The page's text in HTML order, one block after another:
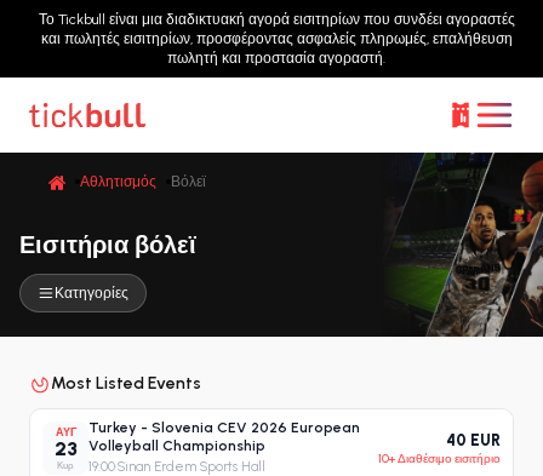
Το Tickbull είναι μια διαδικτυακή αγορά εισιτηρίων που συνδέει αγοραστές
και πωλητές εισιτηρίων, προσφέροντας ασφαλείς πληρωμές, επαλήθευση
πωλητή και προστασία αγοραστή.
Αθλητισμός Βόλεϊ
Εισιτήρια βόλεϊ
Κατηγορίες
Most Listed Events
ΑΥΓ
23
Κυρ
Turkey - Slovenia CEV 2026 European
Volleyball Championship
19:00·Sinan Erdem Sports Hall
40 EUR
10+ Διαθέσιμο εισιτήριο